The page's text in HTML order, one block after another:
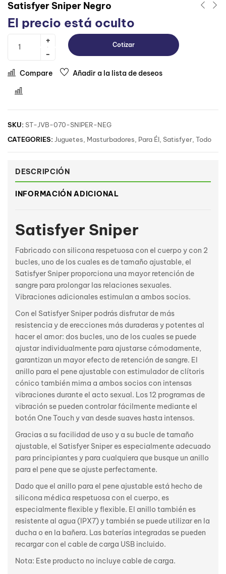
Satisfyer Sniper Negro
El precio está oculto
Cotizar
Compare Añadir a la lista de deseos
SKU: ST-JVB-070-SNIPER-NEG
CATEGORIES: Juguetes Masturbadores Para Él Satisfyer Todo
DESCRIPCIÓN
INFORMACIÓN ADICIONAL
Satisfyer Sniper
Fabricado con silicona respetuosa con el cuerpo y con 2
bucles, uno de los cuales es de tamaño ajustable, el
Satisfyer Sniper proporciona una mayor retención de
sangre para prolongar las relaciones sexuales.
Vibraciones adicionales estimulan a ambos socios.
Con el Satisfyer Sniper podrás disfrutar de más
resistencia y de erecciones más duraderas y potentes al
hacer el amor: dos bucles, uno de los cuales se puede
ajustar individualmente para ajustarse cómodamente,
garantizan un mayor efecto de retención de sangre. El
anillo para el pene ajustable con estimulador de clítoris
cónico también mima a ambos socios con intensas
vibraciones durante el acto sexual. Los 12 programas de
vibración se pueden controlar fácilmente mediante el
botón One Touch y van desde suaves hasta intensos.
Gracias a su facilidad de uso y a su bucle de tamaño
ajustable, el Satisfyer Sniper es especialmente adecuado
para principiantes y para cualquiera que busque un anillo
para el pene que se ajuste perfectamente.
Dado que el anillo para el pene ajustable está hecho de
silicona médica respetuosa con el cuerpo, es
especialmente flexible y flexible. El anillo también es
resistente al agua (IPX7) y también se puede utilizar en la
ducha o en la bañera. Las baterías integradas se pueden
recargar con el cable de carga USB incluido.
Nota: Este producto no incluye cable de carga.